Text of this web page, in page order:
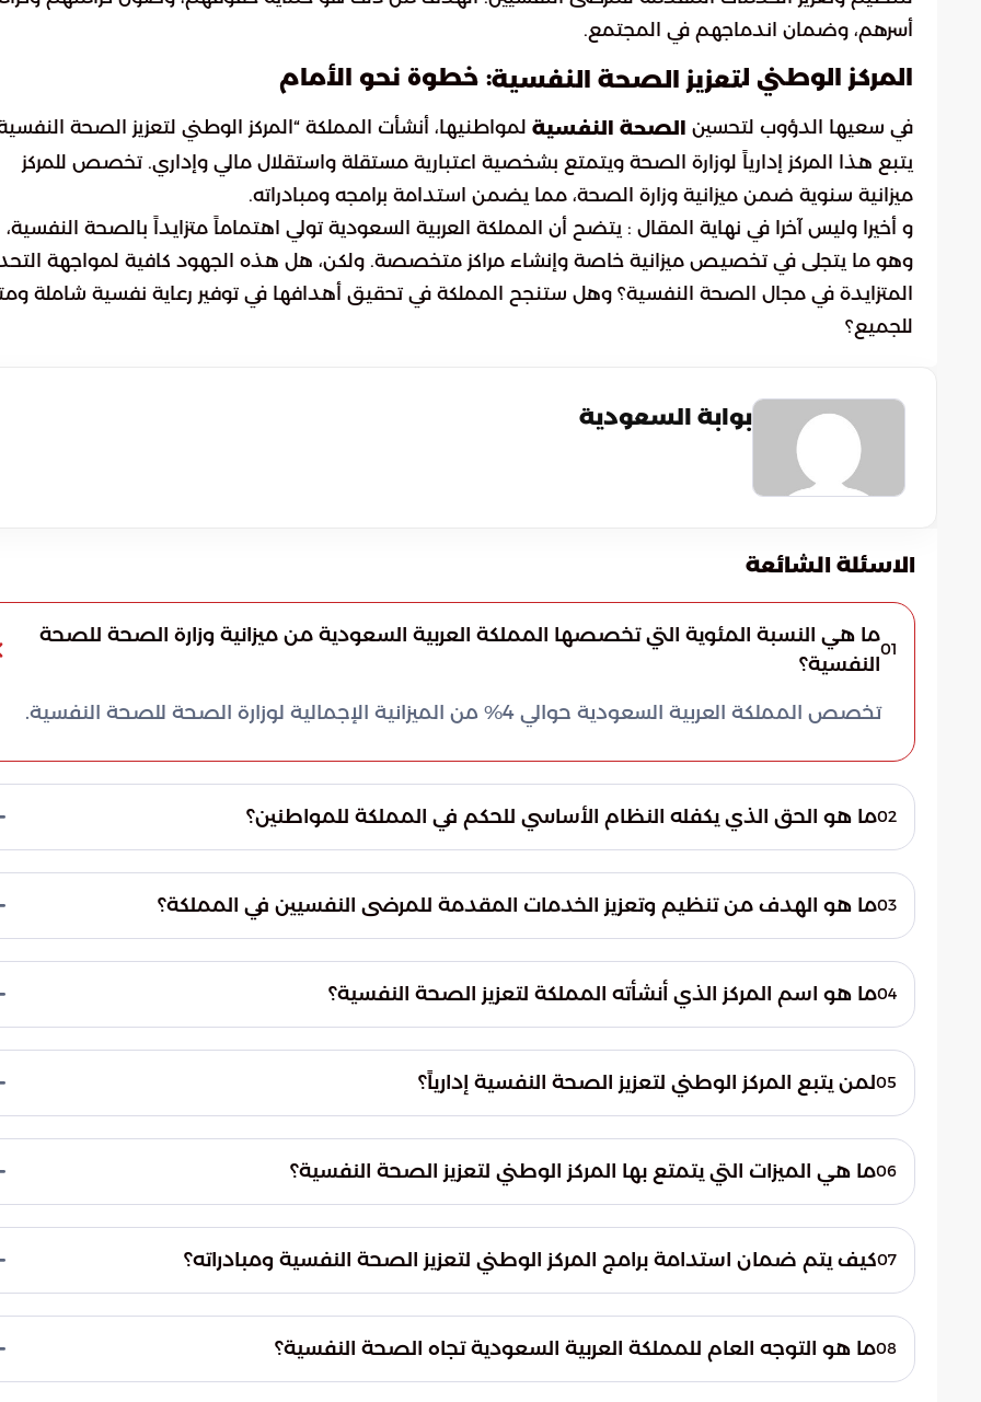
أسرهم، وضمان اندماجهم في المجتمع.
المركز الوطني لتعزيز الصحة النفسية: خطوة نحو الأمام
في سعيها الدؤوب لتحسين الصحة النفسية لمواطنيها، أنشأت المملكة “المركز الوطني لتعزيز الصحة
يتبع هذا المركز إدارياً لوزارة الصحة ويتمتع بشخصية اعتبارية مستقلة واستقلال مالي وإداري. تخصص للمركز
ميزانية سنوية ضمن ميزانية وزارة الصحة، مما يضمن استدامة برامجه ومبادراته.
و أخيرا وليس آخرا في نهاية المقال : يتضح أن المملكة العربية السعودية تولي اهتماماً متزايداً بالصحة النفسية،
وهو ما يتجلى في تخصيص ميزانية خاصة وإنشاء مراكز متخصصة. ولكن، هل هذه الجهود كافية لمواجهة
المتزايدة في مجال الصحة النفسية؟ وهل ستنجح المملكة في تحقيق أهدافها في توفير رعاية نفسية شاملة
للجميع؟
بوابة السعودية
الاسئلة الشائعة
01
ما هي النسبة المئوية التي تخصصها المملكة العربية السعودية من ميزانية وزارة الصحة للصحة
النفسية؟
تخصص المملكة العربية السعودية حوالي 4% من الميزانية الإجمالية لوزارة الصحة للصحة النفسية.
02ما هو الحق الذي يكفله النظام الأساسي للحكم في المملكة للمواطنين؟
الطوارئ، والمرض، والعجز، والشيخوخة.03ما هو الهدف من تنظيم وتعزيز الخدمات المقدمة للمرضى النفسيين في المملكة؟
المجتمع.04ما هو اسم المركز الذي أنشأته المملكة لتعزيز الصحة النفسية؟
05لمن يتبع المركز الوطني لتعزيز الصحة النفسية إدارياً؟
06ما هي الميزات التي يتمتع بها المركز الوطني لتعزيز الصحة النفسية؟
07كيف يتم ضمان استدامة برامج المركز الوطني لتعزيز الصحة النفسية ومبادراته؟
08ما هو التوجه العام للمملكة العربية السعودية تجاه الصحة النفسية؟